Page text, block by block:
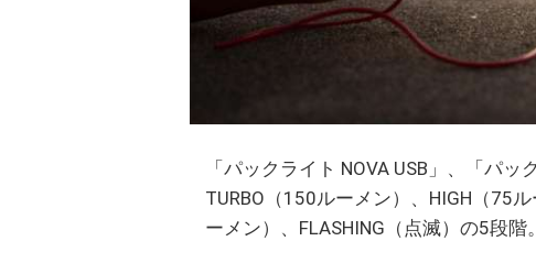
「パックライト NOVA USB」、「パッ
TURBO（150ルーメン）、HIGH（75
ーメン）、FLASHING（点滅）の5段階。